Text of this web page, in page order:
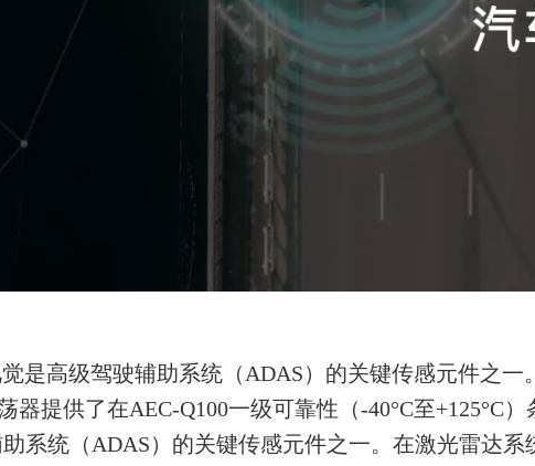
是高级驾驶辅助系统（ADAS）的关键传感元件之
器提供了在AEC-Q100一级可靠性（-40°C至+125°C
系统（ADAS）的关键传感元件之一。在激光雷达